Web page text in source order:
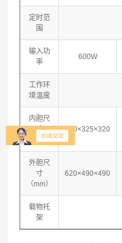
定时范
围
输入功
率
600W
工作环
境温度
内胆尺
寸
（mm）
340×325×320
外胆尺
寸
（mm）
620×490×490
载物托
架